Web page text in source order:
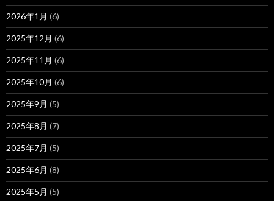
2026年1月 (6)
2025年12月 (6)
2025年11月 (6)
2025年10月 (6)
2025年9月 (5)
2025年8月 (7)
2025年7月 (5)
2025年6月 (8)
2025年5月 (5)